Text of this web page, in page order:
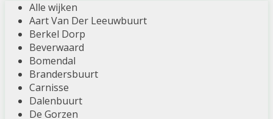
Alle wijken
Aart Van Der Leeuwbuurt
Berkel Dorp
Beverwaard
Bomendal
Brandersbuurt
Carnisse
Dalenbuurt
De Gorzen